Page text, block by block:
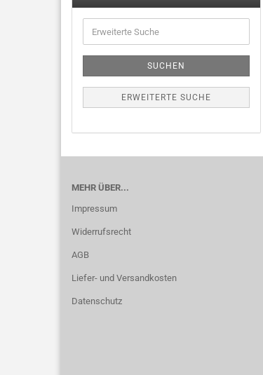
SUCHEN
ERWEITERTE SUCHE
MEHR ÜBER...
Impressum
Widerrufsrecht
AGB
Liefer- und Versandkosten
Datenschutz